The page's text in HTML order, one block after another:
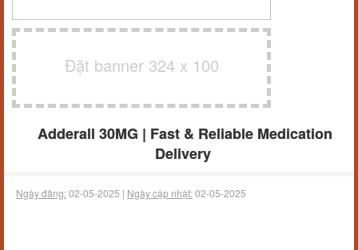
Đặt banner 324 x 100
Adderall 30MG | Fast & Reliable Medication
Delivery
Ngày đăng:02-05-2025 | Ngày cập nhật:02-05-2025